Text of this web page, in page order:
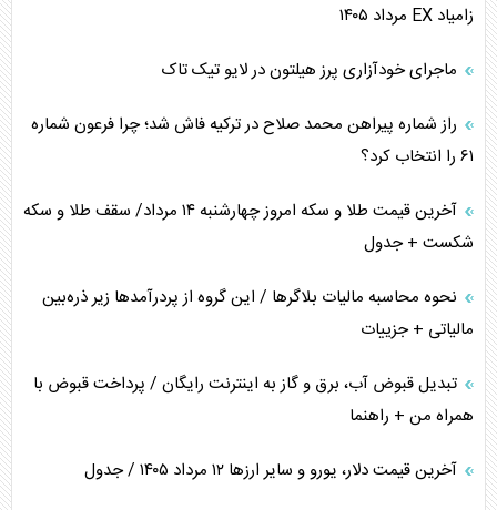
نقش راهبردی ایران در دیپلماسی غذایی جهان
فضای مجازی، چالش تربیتی خانواده‌ها
پیامدهای خطرناک حمله اوکراین به کشتی ایرانی
زامیاد EX مرداد ۱۴۰۵
ماجرای خودآزاری پرز هیلتون در لایو تیک تاک
راز شماره پیراهن محمد صلاح در ترکیه فاش شد؛ چرا فرعون شماره
۶۱ را انتخاب کرد؟
آخرین قیمت طلا و سکه امروز چهارشنبه ۱۴ مرداد/ سقف طلا و سکه
شکست + جدول
نحوه محاسبه مالیات بلاگر‌ها / این گروه از پردرآمد‌ها زیر ذره‌بین
مالیاتی + جزییات
تبدیل قبوض آب، برق و گاز به اینترنت رایگان / پرداخت قبوض با
همراه من + راهنما
آخرین قیمت دلار، یورو و سایر ارز‌ها ۱۲ مرداد ۱۴۰۵ / جدول